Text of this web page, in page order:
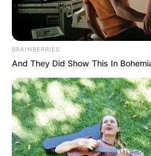
BRAINBERRIES
And They Did Show This In